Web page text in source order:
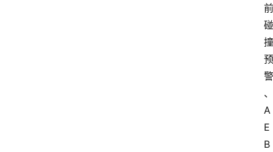
前
碰
撞
预
警
、
A
E
B